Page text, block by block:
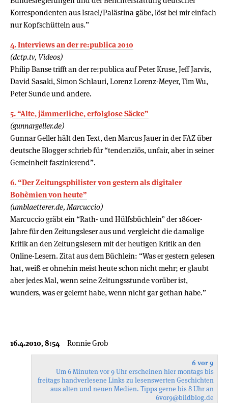
Korrespondenten aus Israel/Palästina gäbe, löst bei mir einfach
nur Kopfschütteln aus.”
4. Interviews an der re:publica 2010
(dctp.tv, Videos)
Philip Banse trifft an der re:publica auf Peter Kruse, Jeff Jarvis,
David Sasaki, Simon Schlauri, Lorenz Lorenz-Meyer, Tim Wu,
Peter Sunde und andere.
5. “Alte, jämmerliche, erfolglose Säcke”
(gunnargeller.de)
Gunnar Geller hält den Text, den Marcus Jauer in der FAZ über
deutsche Blogger schrieb für “tendenziös, unfair, aber in seiner
Gemeinheit faszinierend”.
6. “Der Zeitungsphilister von gestern als digitaler
Bohèmien von heute”
(umblaetterer.de, Marcuccio)
Marcuccio gräbt ein “Rath- und Hülfsbüchlein” der 1860er-
Jahre für den Zeitungsleser aus und vergleicht die damalige
Kritik an den Zeitungslesern mit der heutigen Kritik an den
Online-Lesern. Zitat aus dem Büchlein: “Was er gestern gelesen
hat, weiß er ohnehin meist heute schon nicht mehr; er glaubt
aber jedes Mal, wenn seine Zeitungsstunde vorüber ist,
wunders, was er gelernt habe, wenn nicht gar gethan habe.”
16.4.2010, 8:54 Ronnie Grob
6 vor 9
Um 6 Minuten vor 9 Uhr erscheinen hier montags bis
freitags handverlesene Links zu lesenswerten Geschichten
aus alten und neuen Medien. Tipps gerne bis 8 Uhr an
6vor9@bildblog.de